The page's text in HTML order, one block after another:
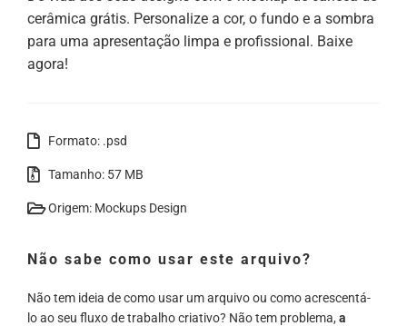
cerâmica grátis. Personalize a cor, o fundo e a sombra
para uma apresentação limpa e profissional. Baixe
agora!
Formato: .psd
Tamanho: 57 MB
Origem: Mockups Design
Não sabe como usar este arquivo?
Não tem ideia de como usar um arquivo ou como acrescentá-
lo ao seu fluxo de trabalho criativo? Não tem problema, a